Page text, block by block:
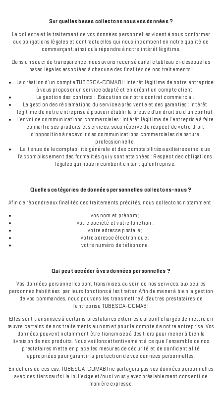
Sur quelles bases collectons nous vos données ?
La collecte et le traitement de vos données personnelles visent à nous conformer
aux obligations légales et contractuelles qui nous incombent en notre qualité de
commerçant, ainsi qu’à répondre à notre intérêt légitime.
Dans un souci de transparence, nous avons recensé dans le tableau ci-dessous les
bases légales associées à chacune des finalités de nos traitements :
La création d’un compte TUBESCA-COMABI : Intérêt légitime de notre entreprise
à vous proposer un service adapté et en créant un compte client.
La gestion des contrats : Exécution de notre contrat commercial.
La gestion des réclamations du service après vente et des garanties : Intérêt
légitime de notre entreprise à pouvoir établir la preuve d’un droit ou d’un contrat.
L’envoi de communications commerciales : Intérêt légitime de l’entreprise à faire
connaitre ses produits et services, sous réserve du respect de votre droit
d’opposition à recevoir des communications commerciales de nature
professionnelle.
La tenue de la comptabilité générale et des comptabilités auxiliaires ainsi que
l’accomplissement des formalités qui y sont attachées : Respect des obligations
légales qui nous incombent en tant qu’entreprise.
Quelles catégories de données personnelles collectons-nous ?
Afin de répondre aux finalités des traitements précités, nous collectons notamment :
vos nom et prénom ;
votre société et votre fonction ;
votre adresse postale ;
votre adresse électronique ;
votre numéro de téléphone.
Qui peut accéder à vos données personnelles ?
Vos données personnelles sont transmises, au sein de nos services, aux seules
personnes habilitées par leurs fonctions à les traiter. Afin de mener à bien la gestion
de vos commandes, nous pouvons les transmettre à d’autres prestataires de
l’entreprise TUBESCA-COMABI.
Elles sont transmises à certains prestataires externes qui sont chargés de mettre en
œuvre certains de nos traitements au nom et pour le compte de notre entreprise. Vos
données peuvent notamment être transmises à des tiers pour mener à bien la
livraison de nos produits. Nous veillons attentivement à ce que l’ensemble de nos
prestataires mette en place les mesures de sécurité et de confidentialité
appropriées pour garantir la protection de vos données personnelles.
En dehors de ces cas, TUBESCA-COMABI ne partagera pas vos données personnelles
avec des tiers sauf si la loi l’exige et/ou si vous y avez préalablement consenti de
manière expresse.